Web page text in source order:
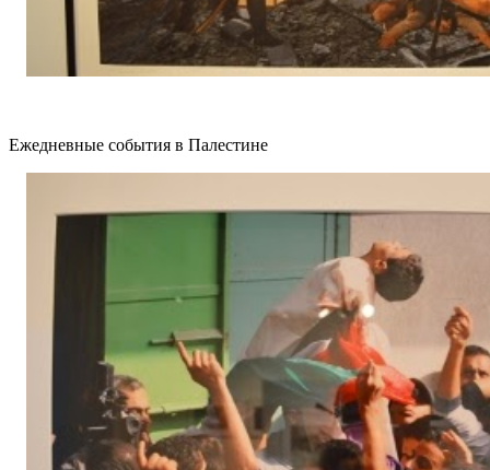
Ежедневные события в Палестине